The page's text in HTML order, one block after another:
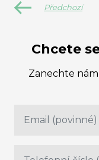
Předchozí
Chcete
Zanechte